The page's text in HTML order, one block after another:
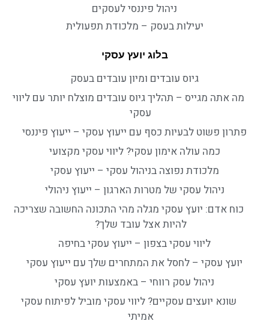
ניהול פיננסי לעסקים
יעילות בעסק – מלכודת תפעולית
בלוג יועץ עסקי
גיוס עובדים ומיון עובדים בעסק
מה אתה מגייס – תהליך גיוס עובדים מוצלח יותר עם ליווי
עסקי
פתרון פשוט לבעיות כסף עם ייעוץ עסקי – ייעוץ פיננסי
כמה עולה אימון עסקי? ליווי עסקי מקצועי
מלכודת נפוצה בניהול עסקי – ייעוץ עסקי
ניהול עסקי של מטרות הארגון – ייעוץ ניהולי
כוח אדם: יועץ עסקי מגלה מהי התכונה החשובה שצריכה
להיות אצל עובד שלך?
ליווי עסקי בצפון – ייעוץ עסקי בחיפה
יועץ עסקי – לחסל את המתחרים שלך עם ייעוץ עסקי
ניהול עסק רווחי – באמצעות יועץ עסקי
שונא יועצים עסקיים? ליווי עסקי מוביל לפיתוח עסקי
אמיתי